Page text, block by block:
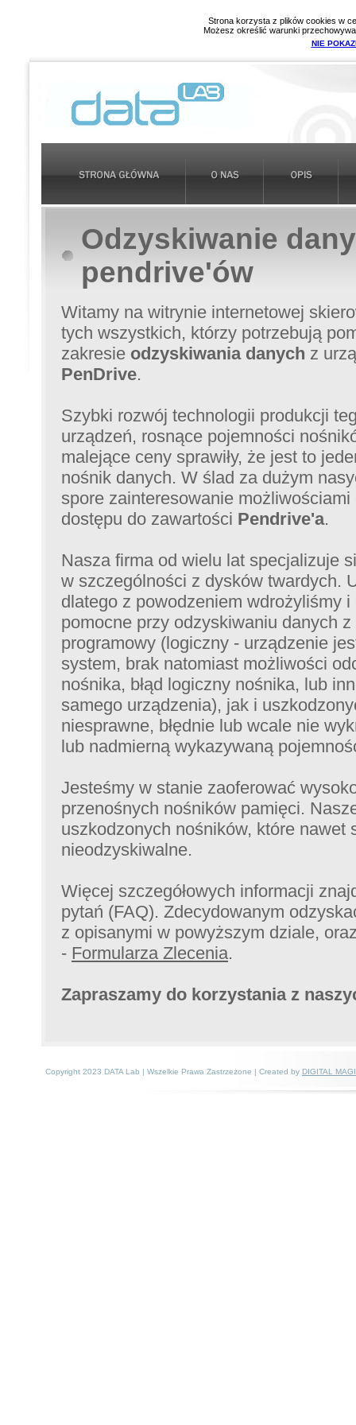
Strona korzysta z plików cookies w
Możesz określić warunki
NIE
Odzyskiwanie
pendrive'ów
Witamy na witrynie internetowej
tych wszystkich, którzy potrzebują
zakresie odzyskiwania danych z
PenDrive.
Szybki rozwój technologii produkcji
urządzeń, rosnące pojemności
malejące ceny sprawiły, że jest to
nośnik danych. W ślad za dużym
spore zainteresowanie
dostępu do zawartości Pendrive'a.
Nasza firma od wielu lat specjalizuje
w szczególności z dysków twardych.
dlatego z powodzeniem wdrożyliśmy
pomocne przy odzyskiwaniu danych
programowy (logiczny - urządzenie
system, brak natomiast możliwości
nośnika, błąd logiczny nośnika, lub
samego urządzenia), jak i
niesprawne, błędnie lub wcale nie
lub nadmierną wykazywaną
Jesteśmy w stanie zaoferować
przenośnych nośników pamięci.
uszkodzonych nośników, które
nieodzyskiwalne.
Więcej szczegółowych informacji
pytań (FAQ). Zdecydowanym
z opisanymi w powyższym dziale,
- Formularza Zlecenia.
Zapraszamy do korzystania z
Copyright 2023 DATA Lab | Wszelkie Prawa Zastrzeżone | Created by DIGITAL